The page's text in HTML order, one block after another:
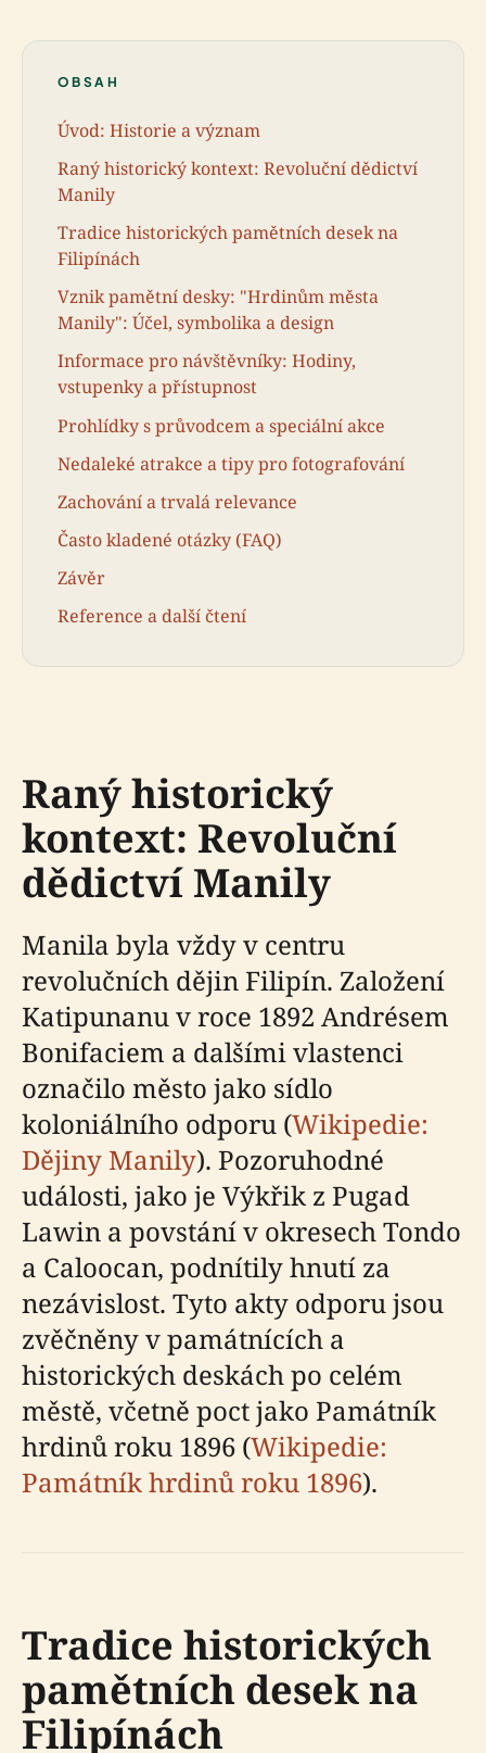
OBSAH
Úvod: Historie a význam
Raný historický kontext: Revoluční dědictví
Manily
Tradice historických pamětních desek na
Filipínách
Vznik pamětní desky: "Hrdinům města
Manily": Účel, symbolika a design
Informace pro návštěvníky: Hodiny,
vstupenky a přístupnost
Prohlídky s průvodcem a speciální akce
Nedaleké atrakce a tipy pro fotografování
Zachování a trvalá relevance
Často kladené otázky (FAQ)
Závěr
Reference a další čtení
Raný historický
kontext: Revoluční
dědictví Manily
Manila byla vždy v centru
revolučních dějin Filipín. Založení
Katipunanu v roce 1892 Andrésem
Bonifaciem a dalšími vlastenci
označilo město jako sídlo
koloniálního odporu (Wikipedie:
Dějiny Manily). Pozoruhodné
události, jako je Výkřik z Pugad
Lawin a povstání v okresech Tondo
a Caloocan, podnítily hnutí za
nezávislost. Tyto akty odporu jsou
zvěčněny v památnících a
historických deskách po celém
městě, včetně poct jako Památník
hrdinů roku 1896 (Wikipedie:
Památník hrdinů roku 1896).
Tradice historických
pamětních desek na
Filipínách